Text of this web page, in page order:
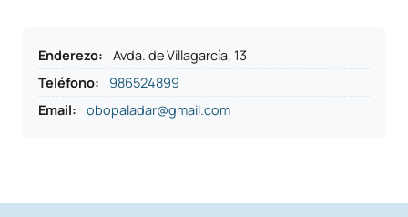
Enderezo:
Avda. de Villagarcía, 13
Teléfono:
986524899
Email:
obopaladar@gmail.com